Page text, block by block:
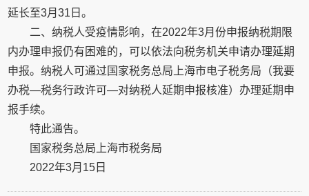
延长至3月31日。
二、纳税人受疫情影响，在2022年3月份申报纳税期限
内办理申报仍有困难的，可以依法向税务机关申请办理延期
申报。纳税人可通过国家税务总局上海市电子税务局（我要
办税—税务行政许可—对纳税人延期申报核准）办理延期申
报手续。
特此通告。
国家税务总局上海市税务局
2022年3月15日